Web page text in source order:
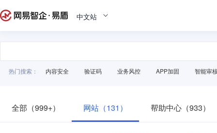
中文站
热门搜索： 内容安全 验证码 业务风控 APP加固 智能审
全部（999+） 网站（131） 帮助中心（933）